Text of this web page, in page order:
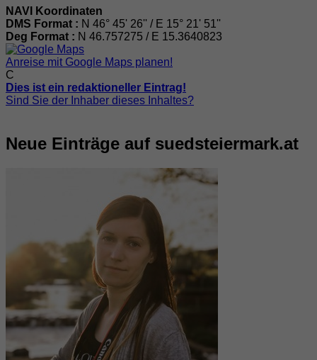
NAVI Koordinaten
DMS Format : N 46° 45' 26'' / E 15° 21' 51''
Deg Format : N 46.757275 / E 15.3640823
Anreise mit Google Maps planen!
C
Dies ist ein redaktioneller Eintrag!
Sind Sie der Inhaber dieses Inhaltes?
Neue Einträge auf suedsteiermark.at